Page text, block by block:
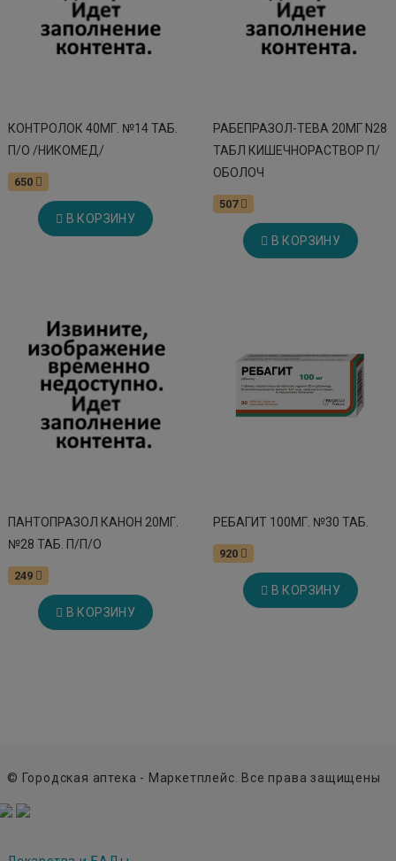
КОНТРОЛОК 40МГ. №14 ТАБ.
П/О /НИКОМЕД/
650
В КОРЗИНУ
РАБЕПРАЗОЛ-ТЕВА 20МГ N28
ТАБЛ КИШЕЧНОРАСТВОР П/
ОБОЛОЧ
507
В КОРЗИНУ
ПАНТОПРАЗОЛ КАНОН 20МГ.
№28 ТАБ. П/П/О
249
В КОРЗИНУ
РЕБАГИТ 100МГ. №30 ТАБ.
920
В КОРЗИНУ
© Городская аптека - Маркетплейс. Все права защищены